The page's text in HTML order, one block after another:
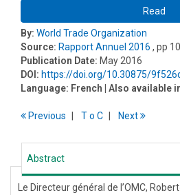
Read
By: World Trade Organization
Source: Rapport Annuel 2016 , pp
Publication Date: May 2016
DOI: https://doi.org/10.30875/
Language: French | Also available
Previous To C Next
Abstract
Le Directeur général de l’OMC,